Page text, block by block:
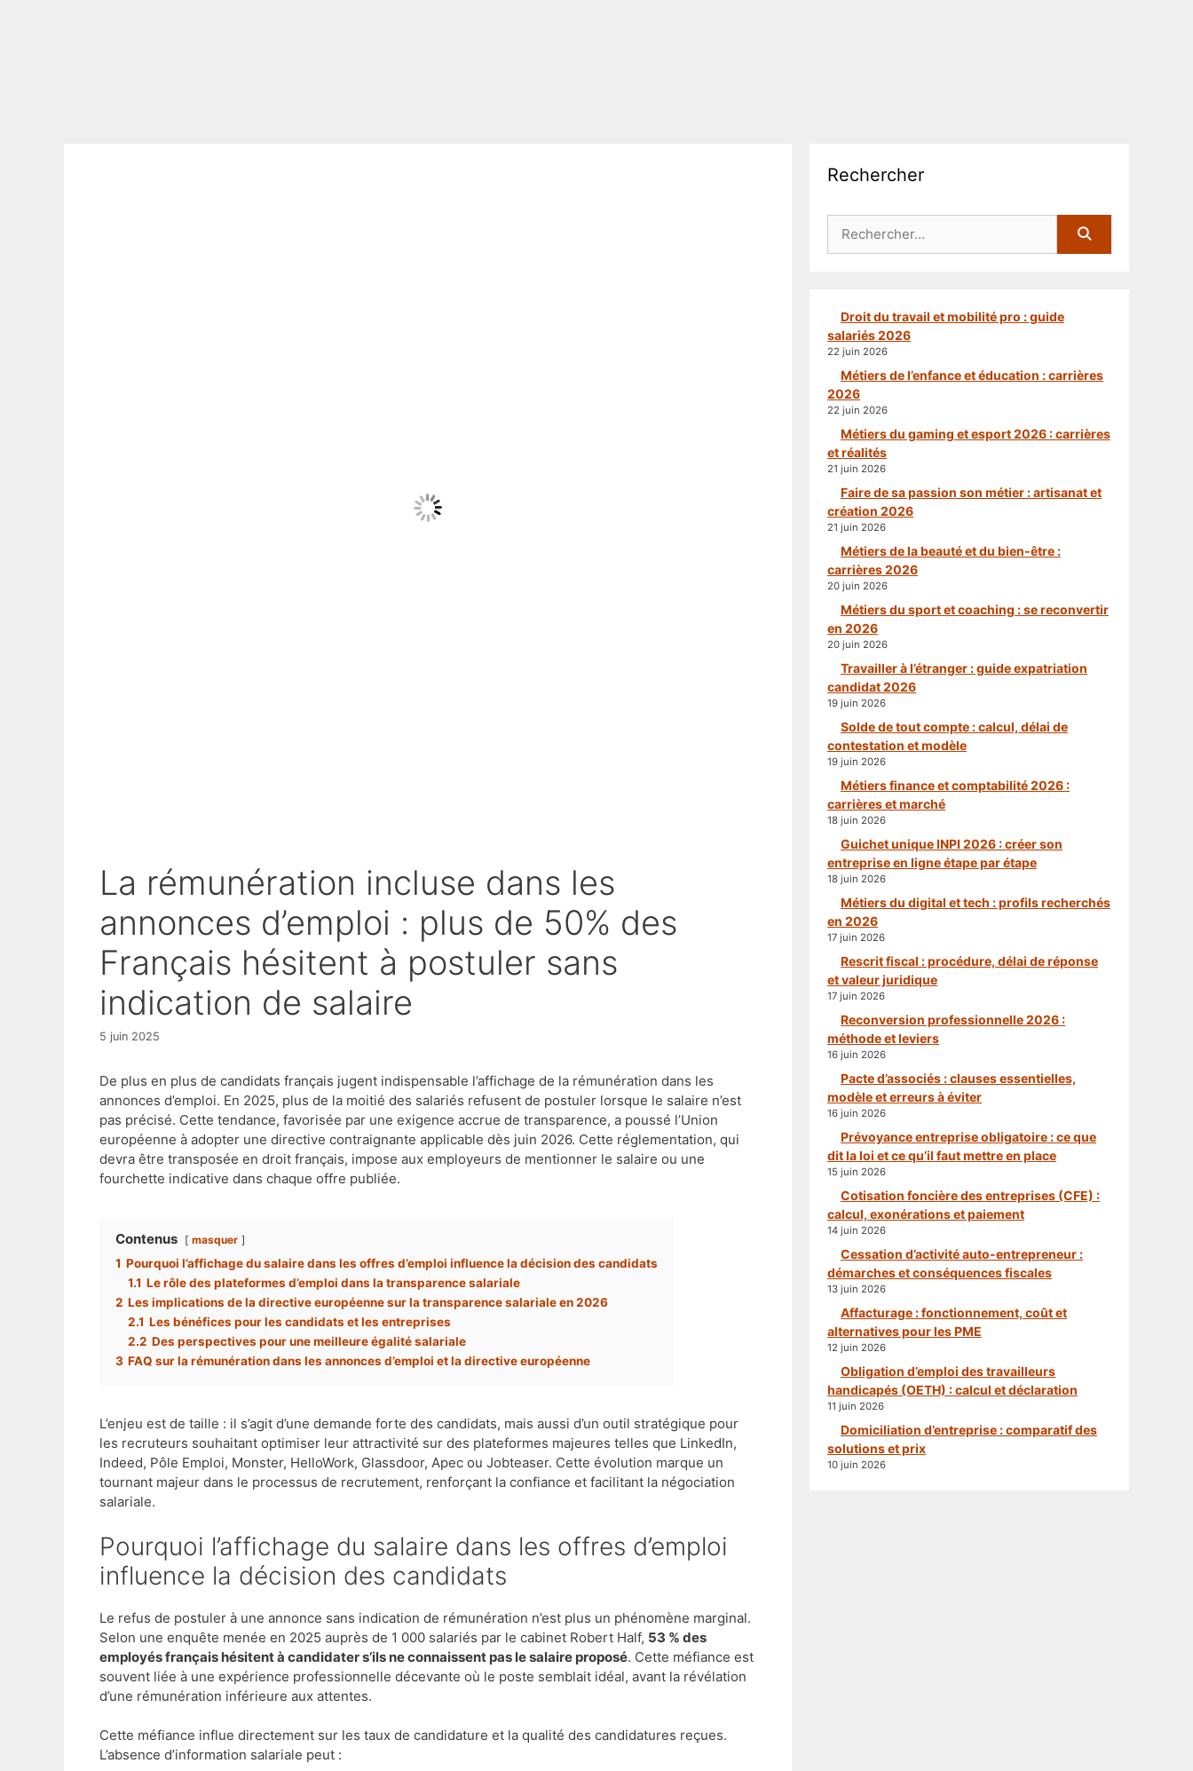
La rémunération incluse dans les
annonces d’emploi : plus de 50% des
Français hésitent à postuler sans
indication de salaire
5 juin 2025
De plus en plus de candidats français jugent indispensable l’affichage de la rémunération dans les
annonces d’emploi. En 2025, plus de la moitié des salariés refusent de postuler lorsque le salaire n’est
pas précisé. Cette tendance, favorisée par une exigence accrue de transparence, a poussé l’Union
européenne à adopter une directive contraignante applicable dès juin 2026. Cette réglementation, qui
devra être transposée en droit français, impose aux employeurs de mentionner le salaire ou une
fourchette indicative dans chaque offre publiée.
Contenus masquer
1 Pourquoi l’affichage du salaire dans les offres d’emploi influence la décision des candidats
1.1 Le rôle des plateformes d’emploi dans la transparence salariale
2 Les implications de la directive européenne sur la transparence salariale en 2026
2.1 Les bénéfices pour les candidats et les entreprises
2.2 Des perspectives pour une meilleure égalité salariale
3 FAQ sur la rémunération dans les annonces d’emploi et la directive européenne
L’enjeu est de taille : il s’agit d’une demande forte des candidats, mais aussi d’un outil stratégique pour
les recruteurs souhaitant optimiser leur attractivité sur des plateformes majeures telles que LinkedIn,
Indeed, Pôle Emploi, Monster, HelloWork, Glassdoor, Apec ou Jobteaser. Cette évolution marque un
tournant majeur dans le processus de recrutement, renforçant la confiance et facilitant la négociation
salariale.
Pourquoi l’affichage du salaire dans les offres d’emploi
influence la décision des candidats
Le refus de postuler à une annonce sans indication de rémunération n’est plus un phénomène marginal.
Selon une enquête menée en 2025 auprès de 1 000 salariés par le cabinet Robert Half, 53 % des
employés français hésitent à candidater s’ils ne connaissent pas le salaire proposé. Cette méfiance est
souvent liée à une expérience professionnelle décevante où le poste semblait idéal, avant la révélation
d’une rémunération inférieure aux attentes.
Cette méfiance influe directement sur les taux de candidature et la qualité des candidatures reçues.
L’absence d’information salariale peut :
Rechercher
Droit du travail et mobilité pro : guide
salariés 2026
22 juin 2026
Métiers de l’enfance et éducation : carrières
2026
22 juin 2026
Métiers du gaming et esport 2026 : carrières
et réalités
21 juin 2026
Faire de sa passion son métier : artisanat et
création 2026
21 juin 2026
Métiers de la beauté et du bien-être :
carrières 2026
20 juin 2026
Métiers du sport et coaching : se reconvertir
en 2026
20 juin 2026
Travailler à l’étranger : guide expatriation
candidat 2026
19 juin 2026
Solde de tout compte : calcul, délai de
contestation et modèle
19 juin 2026
Métiers finance et comptabilité 2026 :
carrières et marché
18 juin 2026
Guichet unique INPI 2026 : créer son
entreprise en ligne étape par étape
18 juin 2026
Métiers du digital et tech : profils recherchés
en 2026
17 juin 2026
Rescrit fiscal : procédure, délai de réponse
et valeur juridique
17 juin 2026
Reconversion professionnelle 2026 :
méthode et leviers
16 juin 2026
Pacte d’associés : clauses essentielles,
modèle et erreurs à éviter
16 juin 2026
Prévoyance entreprise obligatoire : ce que
dit la loi et ce qu’il faut mettre en place
15 juin 2026
Cotisation foncière des entreprises (CFE) :
calcul, exonérations et paiement
14 juin 2026
Cessation d’activité auto-entrepreneur :
démarches et conséquences fiscales
13 juin 2026
Affacturage : fonctionnement, coût et
alternatives pour les PME
12 juin 2026
Obligation d’emploi des travailleurs
handicapés (OETH) : calcul et déclaration
11 juin 2026
Domiciliation d’entreprise : comparatif des
solutions et prix
10 juin 2026